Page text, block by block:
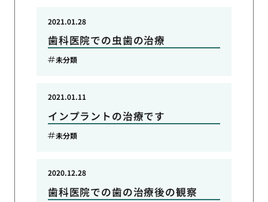
歯科医院での虫歯の治療
2021.01.28
未分類
インプラントの治療です
2021.01.11
未分類
歯科医院での歯の治療後の観察
2020.12.28